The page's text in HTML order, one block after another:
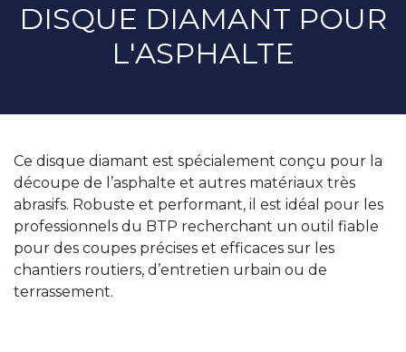
DISQUE DIAMANT POUR
L'ASPHALTE
Ce disque diamant est spécialement conçu pour la
découpe de l’asphalte et autres matériaux très
abrasifs. Robuste et performant, il est idéal pour les
professionnels du BTP recherchant un outil fiable
pour des coupes précises et efficaces sur les
chantiers routiers, d’entretien urbain ou de
terrassement.